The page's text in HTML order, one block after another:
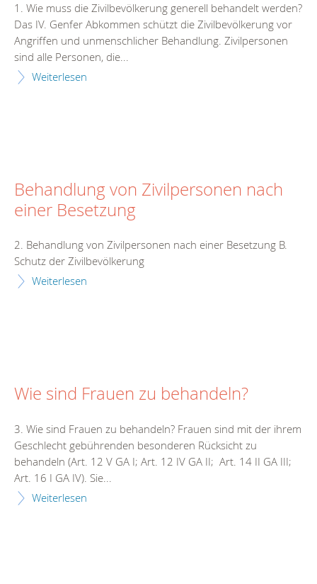
1. Wie muss die Zivilbevölkerung generell behandelt werden?
Das IV. Genfer Abkommen schützt die Zivilbevölkerung vor
Angriffen und unmenschlicher Behandlung. Zivilpersonen
sind alle Personen, die...
Weiterlesen
Behandlung von Zivilpersonen nach
einer Besetzung
2. Behandlung von Zivilpersonen nach einer Besetzung B.
Schutz der Zivilbevölkerung
Weiterlesen
Wie sind Frauen zu behandeln?
3. Wie sind Frauen zu behandeln? Frauen sind mit der ihrem
Geschlecht gebührenden besonderen Rücksicht zu
behandeln (Art. 12 V GA I; Art. 12 IV GA II; Art. 14 II GA III;
Art. 16 I GA IV). Sie...
Weiterlesen